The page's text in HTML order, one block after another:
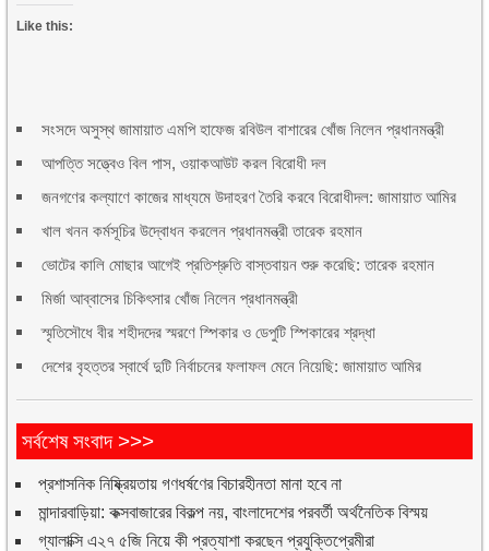
Like this:
সংসদে অসুস্থ জামায়াত এমপি হাফেজ রবিউল বাশারের খোঁজ নিলেন প্রধানমন্ত্রী
আপত্তি সত্ত্বেও বিল পাস, ওয়াকআউট করল বিরোধী দল
জনগণের কল্যাণে কাজের মাধ্যমে উদাহরণ তৈরি করবে বিরোধীদল: জামায়াত আমির
খাল খনন কর্মসূচির উদ্বোধন করলেন প্রধানমন্ত্রী তারেক রহমান
ভোটের কালি মোছার আগেই প্রতিশ্রুতি বাস্তবায়ন শুরু করেছি: তারেক রহমান
মির্জা আব্বাসের চিকিৎসার খোঁজ নিলেন প্রধানমন্ত্রী
স্মৃতিসৌধে বীর শহীদদের স্মরণে স্পিকার ও ডেপুটি স্পিকারের শ্রদ্ধা
দেশের বৃহত্তর স্বার্থে দুটি নির্বাচনের ফলাফল মেনে নিয়েছি: জামায়াত আমির
সর্বশেষ সংবাদ >>>
প্রশাসনিক নিষ্ক্রিয়তায় গণধর্ষণের বিচারহীনতা মানা হবে না
মান্দারবাড়িয়া: কক্সবাজারের বিকল্প নয়, বাংলাদেশের পরবর্তী অর্থনৈতিক বিস্ময়
গ্যালাক্সি এ২৭ ৫জি নিয়ে কী প্রত্যাশা করছেন প্রযুক্তিপ্রেমীরা